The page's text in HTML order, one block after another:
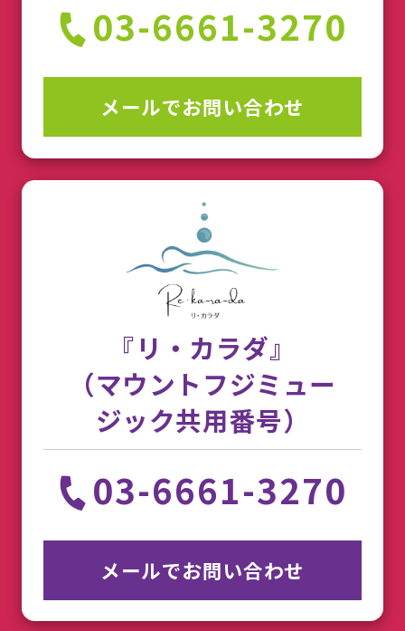
03-6661-3270
メールでお問い合わせ
『リ・カラダ』
（マウントフジミュー
ジック共用番号）
03-6661-3270
メールでお問い合わせ